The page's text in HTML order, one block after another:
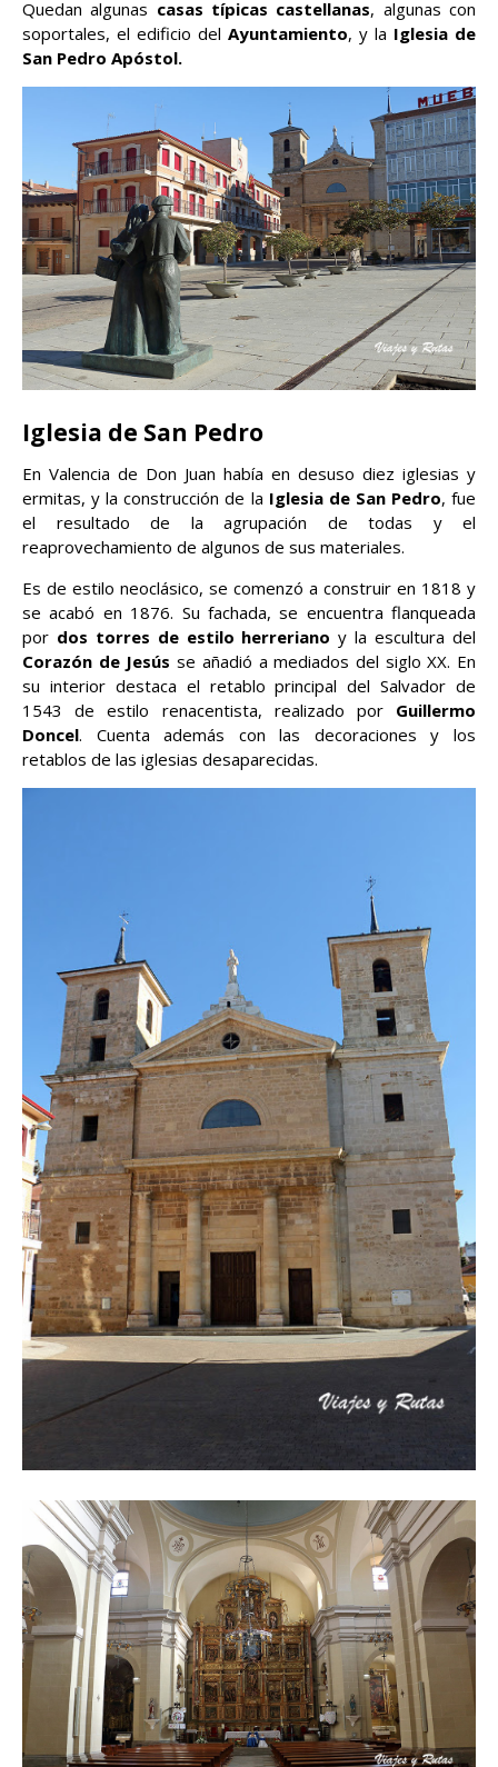
Quedan algunas casas típicas castellanas, algunas con
soportales, el edificio del Ayuntamiento, y la Iglesia de
San Pedro Apóstol.
Iglesia de San Pedro
En Valencia de Don Juan había en desuso diez iglesias y
ermitas, y la construcción de la Iglesia de San Pedro, fue
el resultado de la agrupación de todas y el
reaprovechamiento de algunos de sus materiales.
Es de estilo neoclásico, se comenzó a construir en 1818 y
se acabó en 1876. Su fachada, se encuentra flanqueada
por dos torres de estilo herreriano y la escultura del
Corazón de Jesús se añadió a mediados del siglo XX. En
su interior destaca el retablo principal del Salvador de
1543 de estilo renacentista, realizado por Guillermo
Doncel. Cuenta además con las decoraciones y los
retablos de las iglesias desaparecidas.